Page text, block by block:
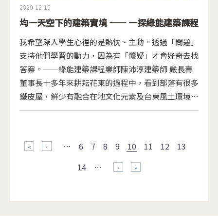
2020-12-15
均一天空下的建築實境 —— 一探綠能建築課程
我希望深入學生心裡的是熱忱、主動。透過「問題」
支持他們學習的動力，因為有「懷疑」才會好奇去找
答案。──綠能建築課程業師陳沛淳建築師 嚴長壽
董事長十多年來耕耘花東的過程中，看到部落有很多
鐵皮屋，鮮少有融合在地文化元素及台東風土環境的
建築。2013年公益平台與台東公東高工合作，引介
建築師指導公東高工建築科的綠建築課程，引導學生
觀察大自然與建築之間的密切關係，鼓勵學生未來能
… 6 7 8 9 10 11 12
13
14
…